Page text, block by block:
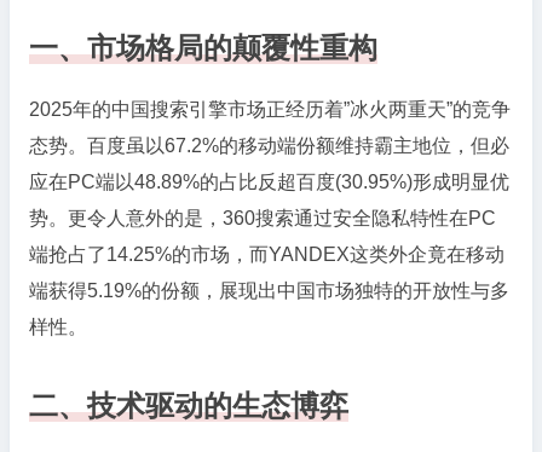
场
表
一、市场格局的颠覆性重构
2025年的中国搜索引擎市场正经历着”冰火两重天”的竞争
态势。百度虽以67.2%的移动端份额维持霸主地位，但必
应在PC端以48.89%的占比反超百度(30.95%)形成明显优
势。更令人意外的是，360搜索通过安全隐私特性在PC
端抢占了14.25%的市场，而YANDEX这类外企竟在移动
端获得5.19%的份额，展现出中国市场独特的开放性与多
样性。
二、技术驱动的生态博弈